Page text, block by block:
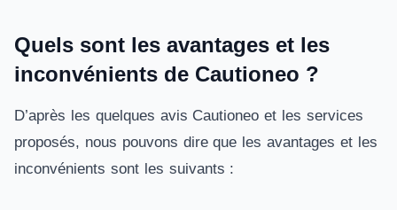
Quels sont les avantages et les
inconvénients de Cautioneo ?
D’après les quelques avis Cautioneo et les services
proposés, nous pouvons dire que les avantages et les
inconvénients sont les suivants :